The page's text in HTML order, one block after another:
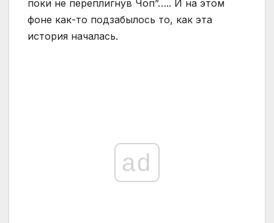
поки не переплигнув Чоп”….. И на этом
фоне как-то подзабылось то, как эта
история началась.
ad